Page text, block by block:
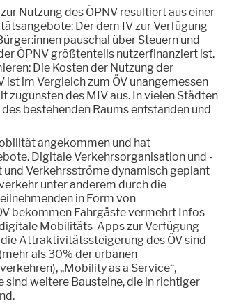
Nutzung des ÖPNV resultiert aus einer
Der dem IV zur Verfügung
pauschal über Steuern und
ÖPNV größtenteils nutzerfinanziert ist.
Die Kosten der Nutzung der
im Vergleich zum ÖV unangemessen
des MIV aus. In vielen Städten
bestehenden Raums entstanden und
angekommen und hat
Digitale Verkehrsorganisation und -
Verkehrsströme dynamisch geplant
unter anderem durch die
in Form von
bekommen Fahrgäste vermehrt Infos
Mobilitäts-Apps zur Verfügung
Attraktivitätssteigerung des ÖV sind
als 30% der urbanen
„Mobility as a Service“,
weitere Bausteine, die in richtiger